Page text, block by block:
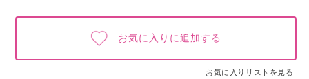
お気に入りに追加する
お気に入りリストを見る